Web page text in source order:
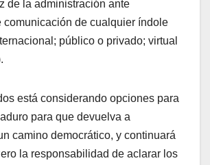
de la administración ante
comunicación de cualquier índole
público o privado; virtual
está considerando opciones para
para que devuelva a
camino democrático, y continuará
la responsabilidad de aclarar los